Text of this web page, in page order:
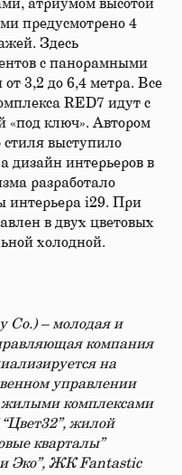
атриумом высотой
предусмотрено 4
Здесь
с панорамными
3,2 до 6,4 метра. Все
RED7 идут с
«под ключ». Автором
стиля выступило
дизайн интерьеров в
разработало
интерьера i29. При
в двух цветовых
холодной.
Co.) – молодая и
компания
на
управлении
комплексами
жилой
кварталы”
Эко”, ЖК Fantastic